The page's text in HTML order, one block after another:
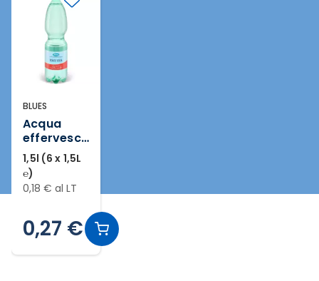
BLUES
Acqua
effervesce
nte
naturale
1,5l (6 x 1,5L
℮)
0,18 € al LT
0,27 €